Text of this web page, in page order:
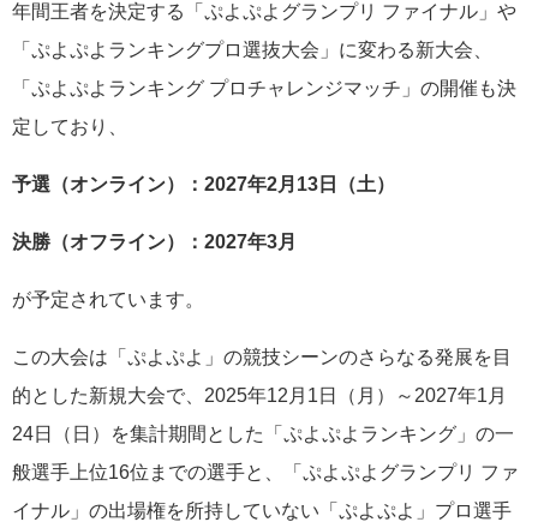
年間王者を決定する「ぷよぷよグランプリ ファイナル」や
「ぷよぷよランキングプロ選抜大会」に変わる新大会、
「ぷよぷよランキング プロチャレンジマッチ」の開催も決
定しており、
予選（オンライン）：2027年2月13日（土）
決勝（オフライン）：2027年3月
が予定されています。
この大会は「ぷよぷよ」の競技シーンのさらなる発展を目
的とした新規大会で、2025年12月1日（月）～2027年1月
24日（日）を集計期間とした「ぷよぷよランキング」の一
般選手上位16位までの選手と、「ぷよぷよグランプリ ファ
イナル」の出場権を所持していない「ぷよぷよ」プロ選手